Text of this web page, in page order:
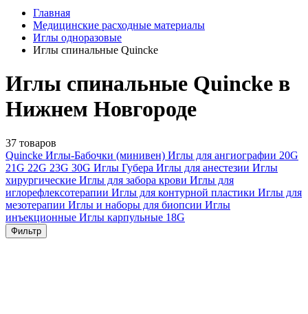
Главная
Медицинские расходные материалы
Иглы одноразовые
Иглы спинальные Quincke
Иглы спинальные Quincke в
Нижнем Новгороде
37 товаров
Quincke Иглы-Бабочки (минивен) Иглы для ангиографии 20G
21G 22G 23G 30G Иглы Губера Иглы для анестезии Иглы
хирургические Иглы для забора крови Иглы для
иглорефлексотерапии Иглы для контурной пластики Иглы для
мезотерапии Иглы и наборы для биопсии Иглы
инъекционные Иглы карпульные 18G
Фильтр